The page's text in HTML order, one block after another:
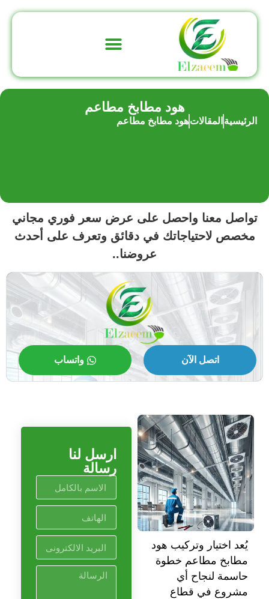
هود مطابخ مطاعم
الرئيسية المقالاتهود مطابخ مطاعم
تواصل معنا واحصل على عرض سعر فوري مجاني
مخصص لاحتياجاتك في دقائق وتعرف على أحدث
عروضنا..
اتصل الآن واتساب
يُعد اختيار وتركيب هود
مطابخ مطاعم خطوة
حاسمة لنجاح أي
مشروع في قطاع
ارسل لنا
رسالة